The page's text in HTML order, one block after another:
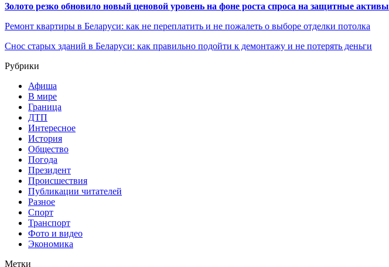
Золото резко обновило новый ценовой уровень на фоне роста спроса на защитные активы
Ремонт квартиры в Беларуси: как не переплатить и не пожалеть о выборе отделки потолка
Снос старых зданий в Беларуси: как правильно подойти к демонтажу и не потерять деньги
Рубрики
Афиша
В мире
Граница
ДТП
Интересное
История
Общество
Погода
Президент
Происшествия
Публикации читателей
Разное
Спорт
Транспорт
Фото и видео
Экономика
Метки